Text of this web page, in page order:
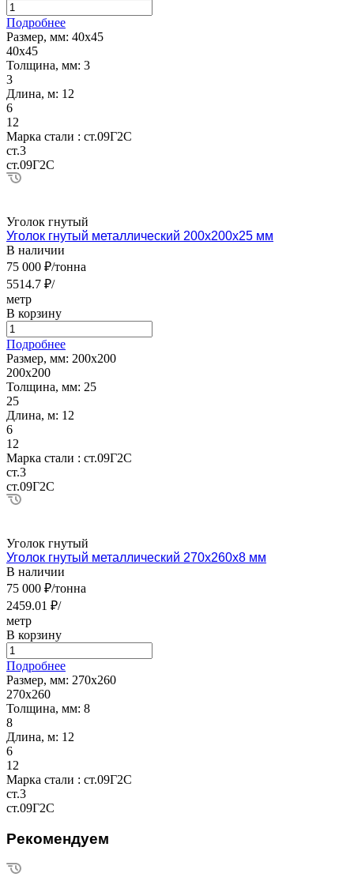
Подробнее
Размер, мм: 40х45
40х45
Толщина, мм: 3
3
Длина, м: 12
6
12
Марка стали : ст.09Г2С
ст.3
ст.09Г2С
Уголок гнутый
Уголок гнутый металлический 200х200х25 мм
В наличии
75 000 ₽/тонна
5514.7 ₽/
метр
В корзину
Подробнее
Размер, мм: 200х200
200х200
Толщина, мм: 25
25
Длина, м: 12
6
12
Марка стали : ст.09Г2С
ст.3
ст.09Г2С
Уголок гнутый
Уголок гнутый металлический 270х260х8 мм
В наличии
75 000 ₽/тонна
2459.01 ₽/
метр
В корзину
Подробнее
Размер, мм: 270х260
270х260
Толщина, мм: 8
8
Длина, м: 12
6
12
Марка стали : ст.09Г2С
ст.3
ст.09Г2С
Рекомендуем